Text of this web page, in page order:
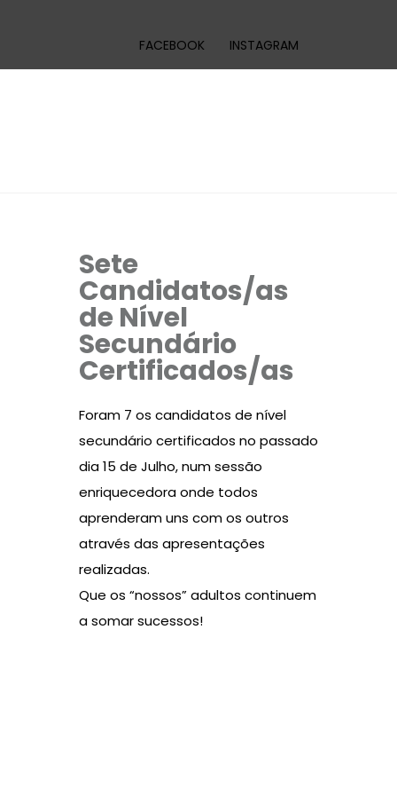
FACEBOOK INSTAGRAM
Sete
Candidatos/as
de Nível
Secundário
Certificados/as
Foram 7 os candidatos de nível
secundário certificados no passado
dia 15 de Julho, num sessão
enriquecedora onde todos
aprenderam uns com os outros
através das apresentações
realizadas.
Que os “nossos” adultos continuem
a somar sucessos!